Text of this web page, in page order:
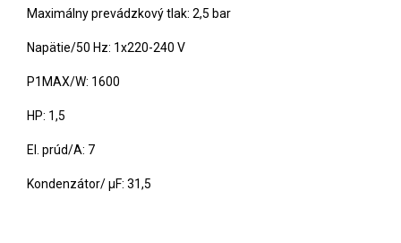
Maximálny prevádzkový tlak: 2,5 bar
Napätie/50 Hz: 1x220-240 V
P1MAX/W: 1600
HP: 1,5
El. prúd/A: 7
Kondenzátor/ μF: 31,5